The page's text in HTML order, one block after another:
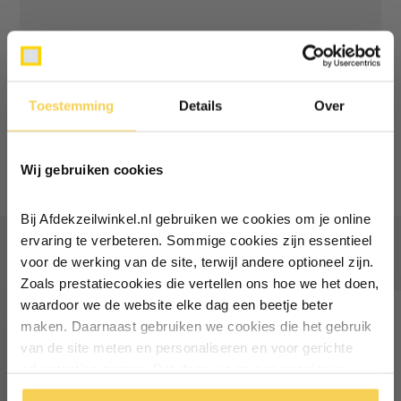
Toestemming Details Over
Wij gebruiken cookies
Bij Afdekzeilwinkel.nl gebruiken we cookies om je online
ervaring te verbeteren. Sommige cookies zijn essentieel
voor de werking van de site, terwijl andere optioneel zijn.
Zoals prestatiecookies die vertellen ons hoe we het doen,
waardoor we de website elke dag een beetje beter
maken. Daarnaast gebruiken we cookies die het gebruik
van de site meten en personaliseren en voor gerichte
manier. Klik op 'Oké' om alle cookies te accepteren. Of
Normaal:
168,-
Je bespaart
17,70
Vaak samen gekocht
Ontvang €5,- korting!
Schrijf je in voor de nieuwsbrief en
Vul je e-mailadres in‍⁪⁪
Particulier Zakelijk
Inschrijven